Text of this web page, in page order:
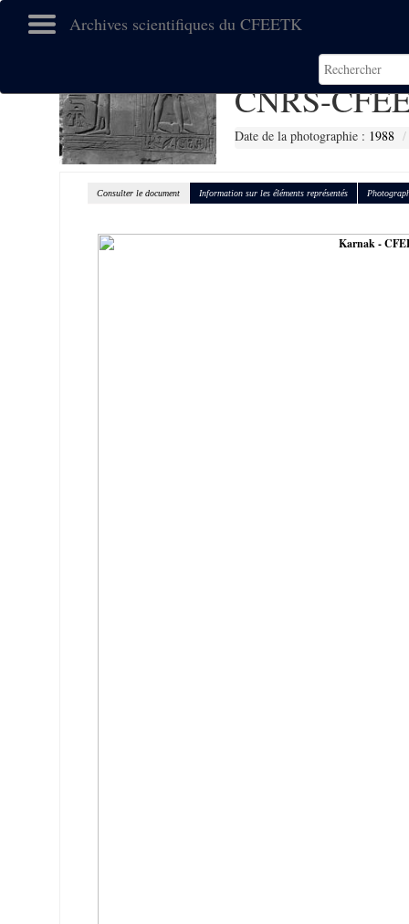
Archives scientifiques du CFEETK
CNRS-
Date de la photographie : 1988
Consulter le document Information sur les éléments représentés